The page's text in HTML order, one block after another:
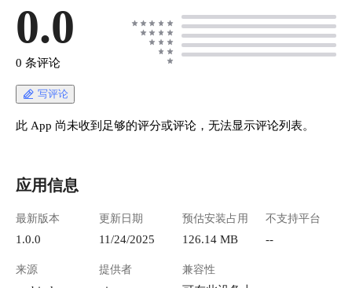
0.0
0 条评论
写评论
此 App 尚未收到足够的评分或评论，无法显示评论列表。
应用信息
最新版本
1.0.0
更新日期
11/24/2025
预估安装占用
126.14 MB
不支持平台
--
来源 提供者 兼容性